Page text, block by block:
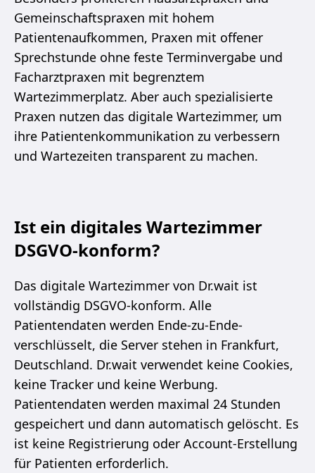
Gemeinschaftspraxen mit hohem
Patientenaufkommen, Praxen mit offener
Sprechstunde ohne feste Terminvergabe und
Facharztpraxen mit begrenztem
Wartezimmerplatz. Aber auch spezialisierte
Praxen nutzen das digitale Wartezimmer, um
ihre Patientenkommunikation zu verbessern
und Wartezeiten transparent zu machen.
Ist ein digitales Wartezimmer
DSGVO-konform?
Das digitale Wartezimmer von Dr.wait ist
vollständig DSGVO-konform. Alle
Patientendaten werden Ende-zu-Ende-
verschlüsselt, die Server stehen in Frankfurt,
Deutschland. Dr.wait verwendet keine Cookies,
keine Tracker und keine Werbung.
Patientendaten werden maximal 24 Stunden
gespeichert und dann automatisch gelöscht. Es
ist keine Registrierung oder Account-Erstellung
für Patienten erforderlich.